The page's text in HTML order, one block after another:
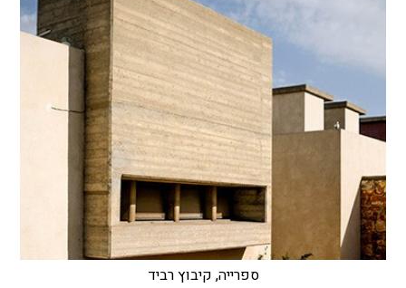
ספרייה, קיבוץ רביד